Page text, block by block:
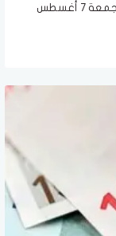
أسعار النفط تواصل تراجعها خلال تداولات اليوم الجمعة 7 أغسطس